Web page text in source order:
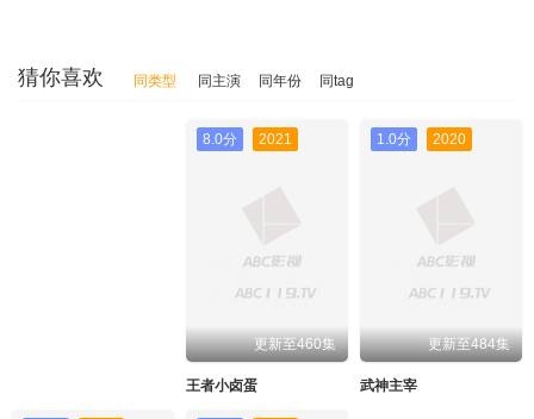
猜你喜欢 同类型 同主演 同年份 同tag
8.0分 2021
更新至460集
王者小卤蛋
1.0分 2020
更新至484集
武神主宰